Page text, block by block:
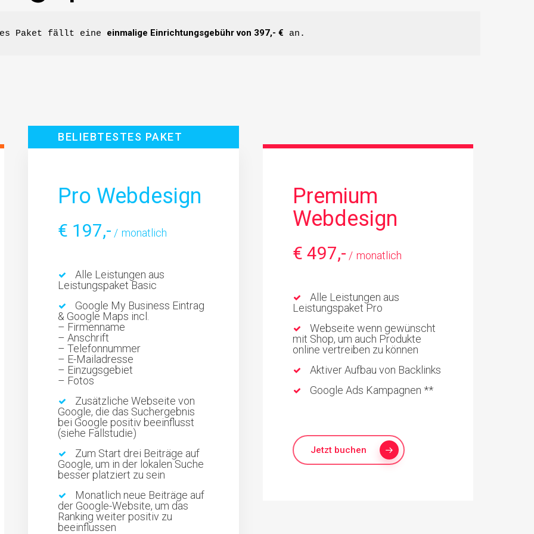
Paket fällt eine einmalige Einrichtungsgebühr von 397,- € an.
Pro Webdesign
BELIEBTESTES PAKET
€ 197,- monatlich
Alle Leistungen aus
Leistungspaket Basic
Google My Business Eintrag
& Google Maps incl.
– Firmenname
– Anschrift
– Telefonnummer
– E-Mailadresse
– Einzugsgebiet
– Fotos
Zusätzliche Webseite von
Google, die das Suchergebnis
bei Google positiv beeinflusst
(siehe Fallstudie)
Zum Start drei Beiträge auf
Google, um in der lokalen Suche
besser platziert zu sein
Monatlich neue Beiträge auf
der Google-Website, um das
Ranking weiter positiv zu
beeinflussen
Premium
Webdesign
€ 497,- monatlich
Alle Leistungen aus
Leistungspaket Pro
Webseite wenn gewünscht
mit Shop, um auch Produkte
online vertreiben zu können
Aktiver Aufbau von Backlinks
Google Ads Kampagnen **
Jetzt buchen
Konverso